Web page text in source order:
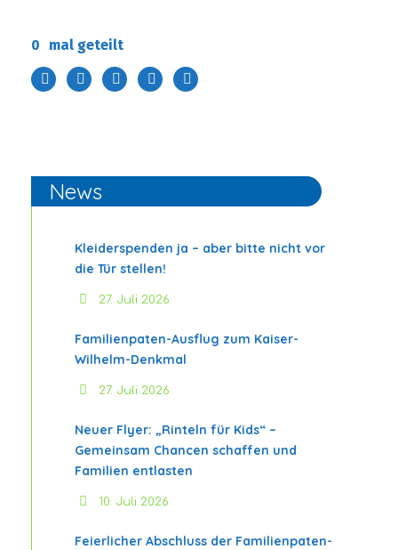
0 mal geteilt
News
Kleiderspenden ja – aber bitte nicht vor
die Tür stellen!
27. Juli 2026
Familienpaten-Ausflug zum Kaiser-
Wilhelm-Denkmal
27. Juli 2026
Neuer Flyer: „Rinteln für Kids“ –
Gemeinsam Chancen schaffen und
Familien entlasten
10. Juli 2026
Feierlicher Abschluss der Familienpaten-